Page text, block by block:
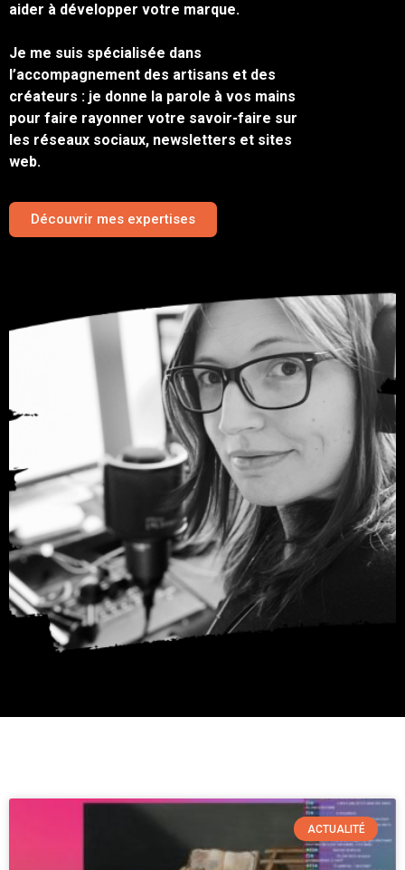
aider à développer votre marque.
Je me suis spécialisée dans
l’accompagnement des artisans et des
créateurs : je donne la parole à vos mains
pour faire rayonner votre savoir-faire sur
les réseaux sociaux, newsletters et sites
web.
Découvrir mes expertises
ACTUALITÉ